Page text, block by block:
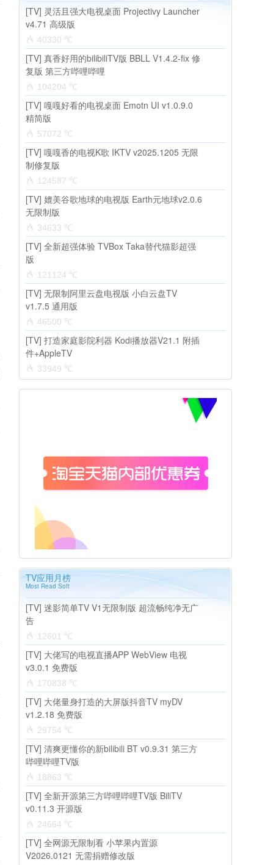
[TV] 灵活且强大电视桌面 Projectivy Launcher
v4.71 高级版
40330 ℃
[TV] 真香好用的bilibiliTV版 BBLL V1.4.2-fix 修
复版 第三方哔哩哔哩
104204 ℃
[TV] 嘎嘎好看的电视桌面 Emotn UI v1.0.9.0
精简版
57072 ℃
[TV] 嘎嘎香的电视K歌 IKTV v2025.1205 无限
制修复版
124587 ℃
[TV] 媲美谷歌地球的电视版 Earth元地球v2.0.6
无限制版
34633 ℃
[TV] 全新超强体验 TVBox Taka替代猫影超强
版
121124 ℃
[TV] 无限制阿里云盘电视版 小白云盘TV
v1.7.5 通用版
46500 ℃
[TV] 打造家庭影院利器 Kodi播放器V21.1 附插
件+AppleTV
33949 ℃
TV应用月榜
Most Read Soft
[TV] 迷影简单TV V1无限制版 超流畅纯净无广
告
12601 ℃
[TV] 大佬写的电视直播APP WebView 电视
v3.0.1 免费版
170838 ℃
[TV] 大佬量身打造的大屏版抖音TV myDV
v1.2.18 免费版
29754 ℃
[TV] 清爽更懂你的新bilibili BT v0.9.31 第三方
哔哩哔哩TV版
18863 ℃
[TV] 全新开源第三方哔哩哔哩TV版 BiliTV
v0.11.3 开源版
24664 ℃
[TV] 全网源无限制看 小苹果内置源
V2026.0121 无需捐赠修改版